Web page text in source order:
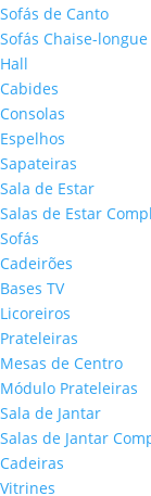
Sofás de Canto
Sofás Chaise-longue
Hall
Cabides
Consolas
Espelhos
Sapateiras
Sala de Estar
Salas de Estar
Sofás
Cadeirões
Bases TV
Licoreiros
Prateleiras
Mesas de Centro
Módulo Prateleiras
Sala de Jantar
Salas de Jantar
Cadeiras
Vitrines